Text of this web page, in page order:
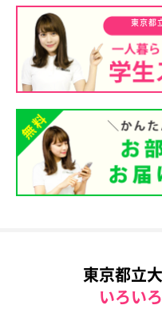
東京都
東京都立
いろい